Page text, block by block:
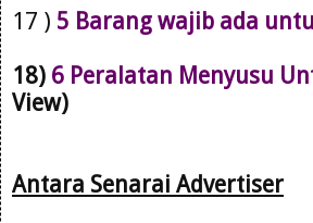
17 ) 5 Barang wajib ada
18) 6 Peralatan Menyusu
View)
Antara Senarai Advertiser